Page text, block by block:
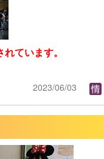
ています。
2023/06/03